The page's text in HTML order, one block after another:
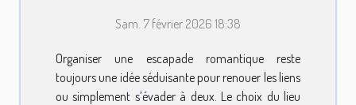
Sam. 7 février 2026 18:38
Organiser une escapade romantique reste
toujours une idée séduisante pour renouer les liens
ou simplement s’évader à deux. Le choix du lieu